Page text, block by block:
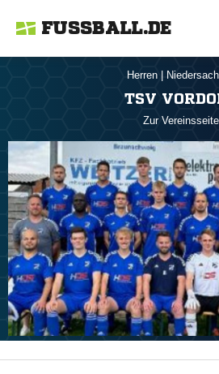
FUSSBALL.DE
Herren
TSV
Zur Vereinsseite